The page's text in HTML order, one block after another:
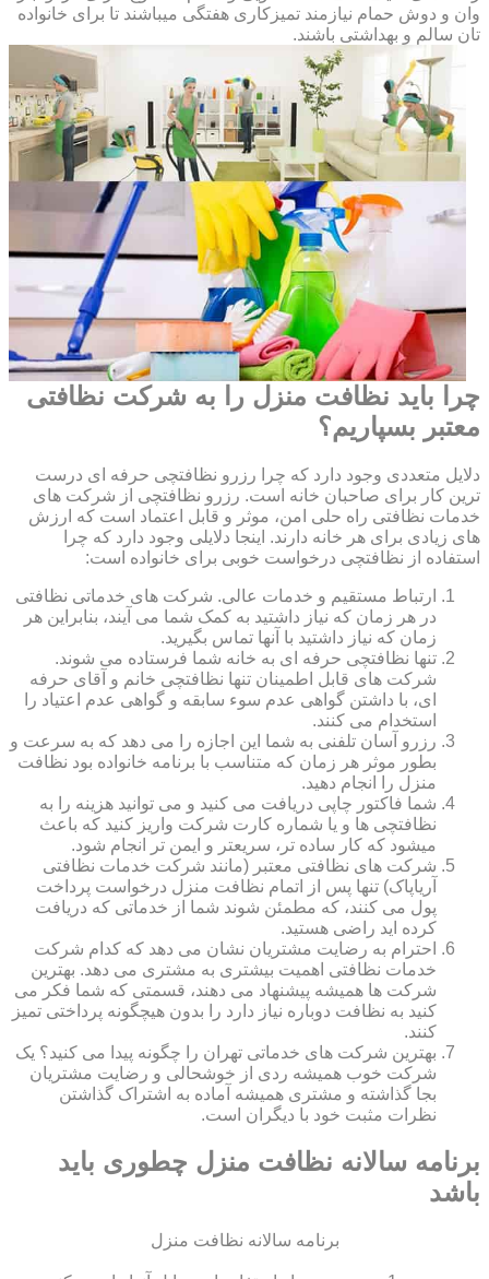
وان و دوش حمام نیازمند تمیزکاری هفتگی میباشند تا برای خانواده
تان سالم و بهداشتی باشند.
چرا باید نظافت منزل را به شرکت نظافتی
معتبر بسپاریم؟
دلایل متعددی وجود دارد که چرا رزرو نظافتچی حرفه ای درست
ترین کار برای صاحبان خانه است. رزرو نظافتچی از شرکت های
خدمات نظافتی راه حلی امن، موثر و قابل اعتماد است که ارزش
های زیادی برای هر خانه دارند. اینجا دلایلی وجود دارد که چرا
استفاده از نظافتچی درخواست خوبی برای خانواده است:
ارتباط مستقیم و خدمات عالی. شرکت های خدماتی نظافتی
در هر زمان که نیاز داشتید به کمک شما می آیند، بنابراین هر
زمان که نیاز داشتید با آنها تماس بگیرید.
تنها نظافتچی حرفه ای به خانه شما فرستاده می شوند.
شرکت های قابل اطمینان تنها نظافتچی خانم و آقای حرفه
ای، با داشتن گواهی عدم سوء سابقه و گواهی عدم اعتیاد را
استخدام می کنند.
رزرو آسان تلفنی به شما این اجازه را می دهد که به سرعت و
بطور موثر هر زمان که متناسب با برنامه خانواده بود نظافت
منزل را انجام دهید.
شما فاکتور چاپی دریافت می کنید و می توانید هزینه را به
نظافتچی ها و یا شماره کارت شرکت واریز کنید که باعث
میشود که کار ساده تر، سریعتر و ایمن تر انجام شود.
شرکت های نظافتی معتبر (مانند شرکت خدمات نظافتی
آریاپاک) تنها پس از اتمام نظافت منزل درخواست پرداخت
پول می کنند، که مطمئن شوند شما از خدماتی که دریافت
کرده اید راضی هستید.
احترام به رضایت مشتریان نشان می دهد که کدام شرکت
خدمات نظافتی اهمیت بیشتری به مشتری می دهد. بهترین
شرکت ها همیشه پیشنهاد می دهند، قسمتی که شما فکر می
کنید به نظافت دوباره نیاز دارد را بدون هیچگونه پرداختی تمیز
کنند.
بهترین شرکت های خدماتی تهران را چگونه پیدا می کنید؟ یک
شرکت خوب همیشه ردی از خوشحالی و رضایت مشتریان
بجا گذاشته و مشتری همیشه آماده به اشتراک گذاشتن
نظرات مثبت خود با دیگران است.
برنامه سالانه نظافت منزل چطوری باید
باشد
برنامه سالانه نظافت منزل